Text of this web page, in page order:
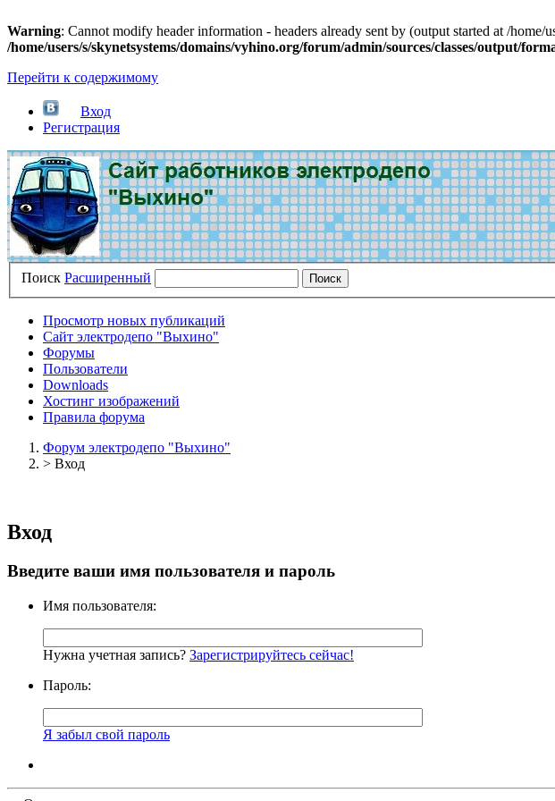
Warning: Cannot modify header information - headers already sent by (output started at /
/home/users/s/skynetsystems/domains/vyhino.org/forum/admin/sources/classes/output/
Перейти к содержимому
Вход
Регистрация
Поиск Расширенный
Просмотр новых публикаций
Сайт электродепо "Выхино"
Форумы
Пользователи
Downloads
Хостинг изображений
Правила форума
Форум электродепо "Выхино"
> Вход
Вход
Введите ваши имя пользователя и пароль
Имя пользователя:
Нужна учетная запись? Зарегистрируйтесь сейчас!
Пароль:
Я забыл свой пароль